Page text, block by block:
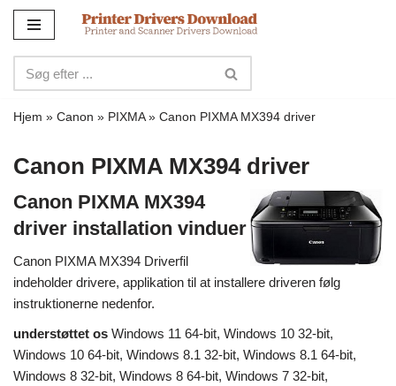
indhold
Hjem » Canon » PIXMA» Canon PIXMA MX394 driver
Canon PIXMA MX394 driver
Canon PIXMA MX394
driver installation vinduer
Canon PIXMA MX394 Driverfil
indeholder drivere, applikation til at installere driveren følg
instruktionerne nedenfor.
understøttet os Windows 11 64-bit, Windows 10 32-bit,
Windows 10 64-bit, Windows 8.1 32-bit, Windows 8.1 64-bit,
Windows 8 32-bit, Windows 8 64-bit, Windows 7 32-bit,